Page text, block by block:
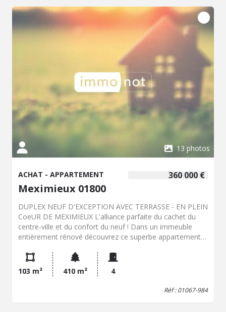
13 photos
360 000 €
ACHAT - APPARTEMENT
Meximieux 01800
DUPLEX NEUF D'EXCEPTION AVEC TERRASSE - EN PLEIN
CoeUR DE MEXIMIEUX L'alliance parfaite du cachet du
centre-ville et du confort du neuf ! Dans un immeuble
entièrement rénové découvrez ce superbe appartement
s'offrir le privilège du "tout à pied" (commerces, écoles,
gare) dans un environnement calme et privilégié. Des
prestations haut de gamme et de beaux volumes : Une
vaste et lumineuse pièce de vie avec cuisine ouverte,
103 m² 410 m² 4
Réf : 01067-984